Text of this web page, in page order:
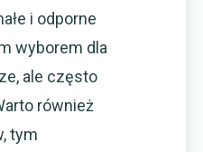
i odporne
wyborem dla
ale często
również
tym